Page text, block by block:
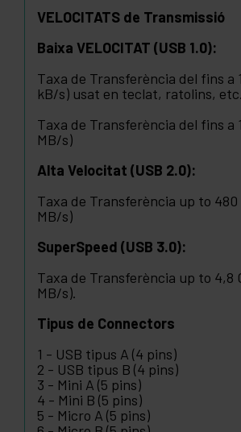
VELOCITATS de Transmissió
Baixa VELOCITAT (USB 1.0):
Taxa de Transferència del fins a
kB/s) usat en teclat, ratolins, etc.
Taxa de Transferència del fins a
MB/s)
Alta Velocitat (USB 2.0):
Taxa de Transferència up to
MB/s)
SuperSpeed (USB 3.0):
Taxa de Transferència up to 4,8
MB/s).
Tipus de Connectors
1 - USB tipus A (4 pins)
2 - USB tipus B (4 pins)
3 - Mini A (5 pins)
4 - Mini B (5 pins)
5 - Micro A (5 pins)